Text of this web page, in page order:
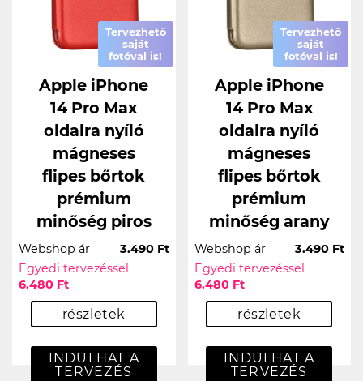
Tervezhető
saját
fotóval is!
Apple iPhone
14 Pro Max
oldalra nyíló
mágneses
flipes bőrtok
prémium
minőség piros
Webshop ár
3.490 Ft
Egyedi tervezéssel
6.480 Ft
részletek
INDULHAT A
TERVEZÉS
Tervezhető
saját
fotóval is!
Apple iPhone
14 Pro Max
oldalra nyíló
mágneses
flipes bőrtok
prémium
minőség arany
Webshop ár
3.490 Ft
Egyedi tervezéssel
6.480 Ft
részletek
INDULHAT A
TERVEZÉS